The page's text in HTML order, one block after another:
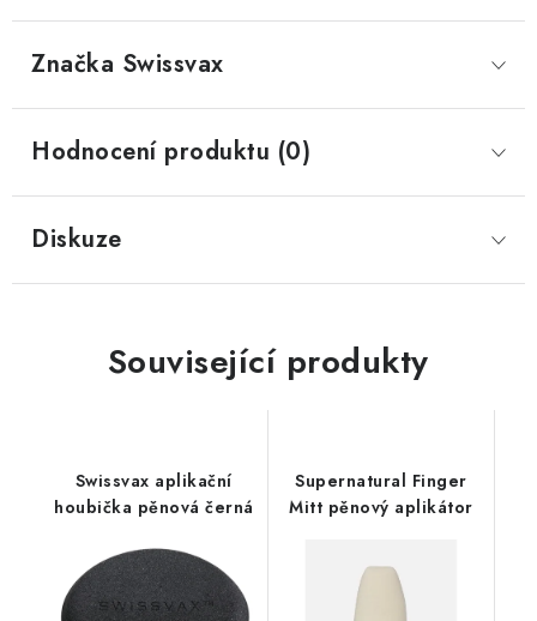
Značka Swissvax
Hodnocení produktu (0)
Diskuze
Související produkty
Swissvax aplikační
houbička pěnová černá
Supernatural Finger
Mitt pěnový aplikátor